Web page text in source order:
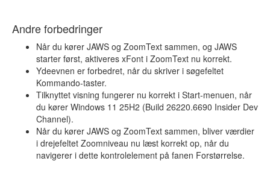
Andre forbedringer
Når du kører JAWS og ZoomText sammen, og JAWS
starter først, aktiveres xFont i ZoomText nu korrekt.
Ydeevnen er forbedret, når du skriver i søgefeltet
Kommando-taster.
Tilknyttet visning fungerer nu korrekt i Start-menuen, når
du kører Windows 11 25H2 (Build 26220.6690 Insider Dev
Channel).
Når du kører JAWS og ZoomText sammen, bliver værdier
i drejefeltet Zoomniveau nu læst korrekt op, når du
navigerer i dette kontrolelement på fanen Forstørrelse.